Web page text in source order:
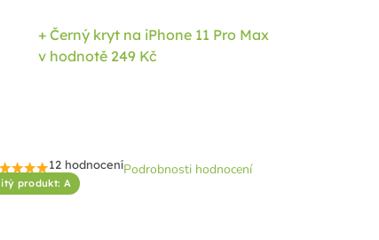
produkt: A
Průměrné
hodnocení
12 hodnoceníPodrobnosti hodnocení
+ Černý kryt na iPhone 11 Pro Max
v hodnotě 249 Kč